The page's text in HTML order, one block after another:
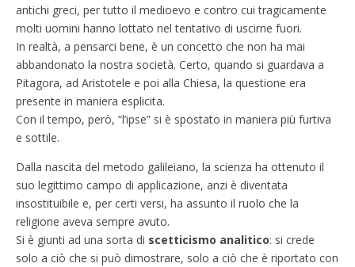
antichi greci, per tutto il medioevo e contro cui tragicamente
molti uomini hanno lottato nel tentativo di uscirne fuori.
In realtà, a pensarci bene, è un concetto che non ha mai
abbandonato la nostra società. Certo, quando si guardava a
Pitagora, ad Aristotele e poi alla Chiesa, la questione era
presente in maniera esplicita.
Con il tempo, però, “l’ipse” si è spostato in maniera più furtiva
e sottile.
Dalla nascita del metodo galileiano, la scienza ha ottenuto il
suo legittimo campo di applicazione, anzi è diventata
insostituibile e, per certi versi, ha assunto il ruolo che la
religione aveva sempre avuto.
Si è giunti ad una sorta di scetticismo analitico: si crede
solo a ciò che si può dimostrare, solo a ciò che è riportato con